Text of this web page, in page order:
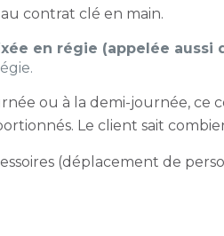
contrat clé en main.
en régie (appelée aussi
ou à la demi-journée, ce
Le client sait
(déplacement de